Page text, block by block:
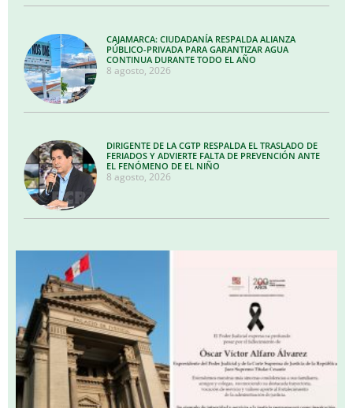
CAJAMARCA: CIUDADANÍA RESPALDA ALIANZA
PÚBLICO-PRIVADA PARA GARANTIZAR AGUA
CONTINUA DURANTE TODO EL AÑO
8 agosto, 2026
DIRIGENTE DE LA CGTP RESPALDA EL TRASLADO DE
FERIADOS Y ADVIERTE FALTA DE PREVENCIÓN ANTE
EL FENÓMENO DE EL NIÑO
8 agosto, 2026